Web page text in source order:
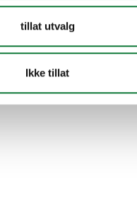
tillat utvalg
Ikke tillat